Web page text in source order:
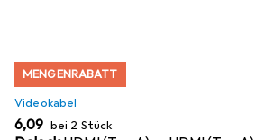
MENGENRABATT
Videokabel
EUR
6,09 bei 2 Stück